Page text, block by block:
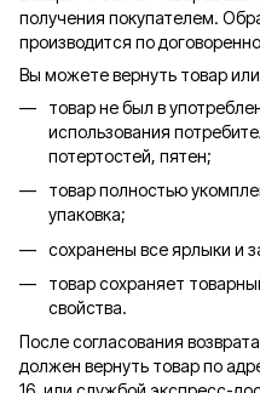
получения покупателем.
производится по
Вы можете вернуть товар
товар не был в
использования
потертостей, пятен;
товар полностью
упаковка;
сохранены все ярлыки и
товар сохраняет
свойства.
После согласования
должен вернуть товар по